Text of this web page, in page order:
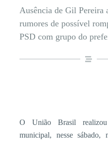
Ausência de Gil Pereira
rumores de possível
PSD com grupo do
O União Brasil
municipal, nesse sábado,